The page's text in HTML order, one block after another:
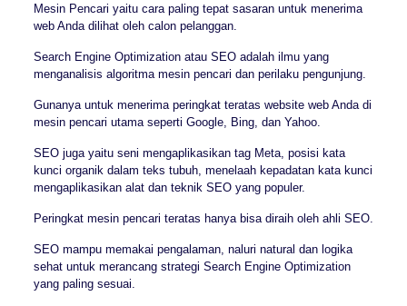
Mesin Pencari yaitu cara paling tepat sasaran untuk menerima
web Anda dilihat oleh calon pelanggan.
Search Engine Optimization atau SEO adalah ilmu yang
menganalisis algoritma mesin pencari dan perilaku pengunjung.
Gunanya untuk menerima peringkat teratas website web Anda di
mesin pencari utama seperti Google, Bing, dan Yahoo.
SEO juga yaitu seni mengaplikasikan tag Meta, posisi kata
kunci organik dalam teks tubuh, menelaah kepadatan kata kunci
mengaplikasikan alat dan teknik SEO yang populer.
Peringkat mesin pencari teratas hanya bisa diraih oleh ahli SEO.
SEO mampu memakai pengalaman, naluri natural dan logika
sehat untuk merancang strategi Search Engine Optimization
yang paling sesuai.